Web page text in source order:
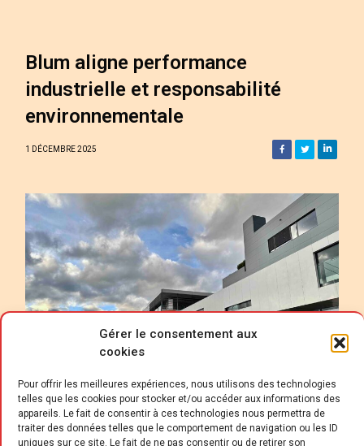
Gérer le consentement aux
cookies
Pour offrir les meilleures expériences, nous utilisons des technologies
telles que les cookies pour stocker et/ou accéder aux informations des
appareils. Le fait de consentir à ces technologies nous permettra de
traiter des données telles que le comportement de navigation ou les ID
uniques sur ce site. Le fait de ne pas consentir ou de retirer son
Blum aligne performance
industrielle et responsabilité
environnementale
1 DÉCEMBRE 2025